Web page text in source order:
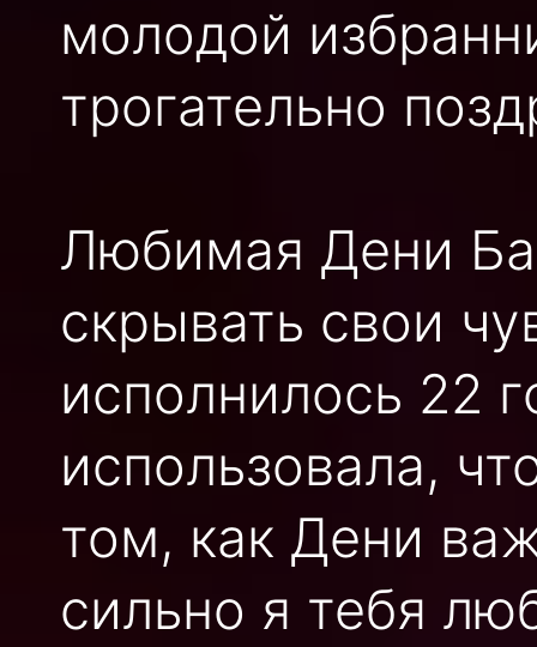
молодой
трогательно
Любимая Дени
скрывать свои
исполнилось 22
использовала,
том, как Дени
сильно я тебя